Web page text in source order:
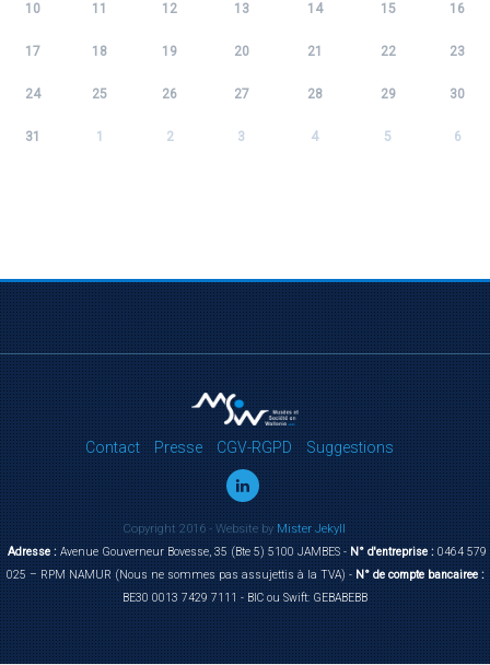
10 11 12 13 14 15 16
17 18 19 20 21 22 23
24 25 26 27 28 29 30
31 1 2 3 4 5 6
Contact Presse CGV-RGPD Suggestions
Copyright 2016 - Website byMister Jekyll
Adresse :Avenue Gouverneur Bovesse, 35 (Bte 5) 5100 JAMBES - N° d'entreprise :0464 579
025 – RPM NAMUR (Nous ne sommes pas assujettis à la TVA) -N° de compte bancairee :
BE30 0013 7429 7111 - BIC ou Swift: GEBABEBB